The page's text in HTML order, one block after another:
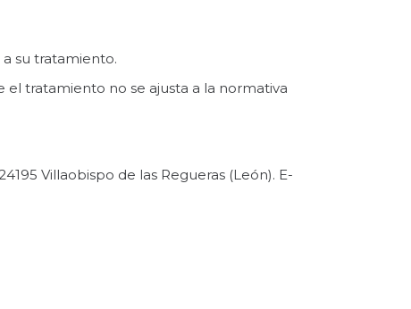
su tratamiento.
el tratamiento no se ajusta a la normativa
Villaobispo de las Regueras (León). E-